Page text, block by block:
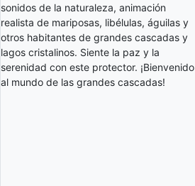
sonidos de la naturaleza, animación
realista de mariposas, libélulas, águilas y
otros habitantes de grandes cascadas y
lagos cristalinos. Siente la paz y la
serenidad con este protector. ¡Bienvenido
al mundo de las grandes cascadas!